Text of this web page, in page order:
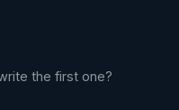
the first one?